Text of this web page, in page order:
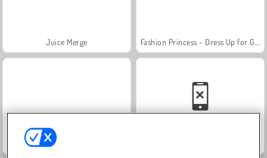
Juice Merge
Scala 40